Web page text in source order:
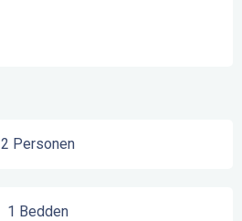
2 Personen
1 Bedden